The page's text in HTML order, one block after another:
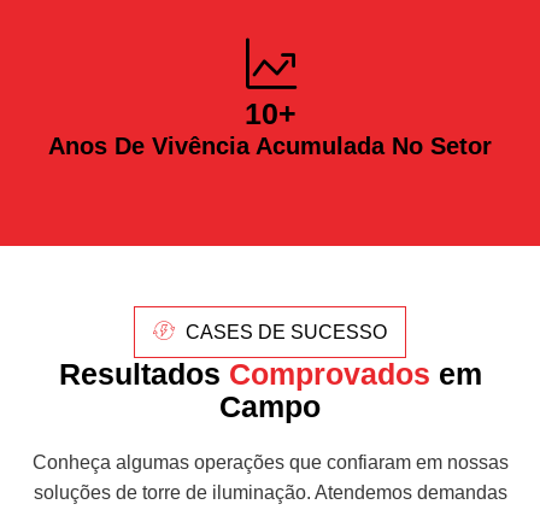
Anos De Vivência Acumulada No Setor
10+
CASES DE SUCESSO
Resultados Comprovados em
Campo
Conheça algumas operações que confiaram em nossas
soluções de torre de iluminação. Atendemos demandas